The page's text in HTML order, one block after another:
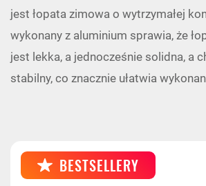
jest łopata zimowa o wytrzymałej
wykonany z aluminium sprawia, że
jest lekka, a jednocześnie solidna, a
stabilny, co znacznie ułatwia
BESTSELLERY